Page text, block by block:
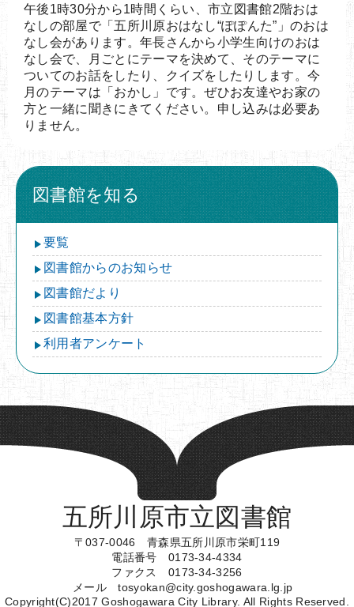
午後1時30分から1時間くらい、市立図書館2階おは
なしの部屋で「五所川原おはなし“ぽぽんた”」のおは
なし会があります。年長さんから小学生向けのおは
なし会で、月ごとにテーマを決めて、そのテーマに
ついてのお話をしたり、クイズをしたりします。今
月のテーマは「おかし」です。ぜひお友達やお家の
方と一緒に聞きにきてください。申し込みは必要あ
りません。
図書館を知る
要覧
図書館からのお知らせ
図書館だより
図書館基本方針
利用者アンケート
五所川原市立図書館
〒037-0046 青森県五所川原市栄町119
電話番号 0173-34-4334
ファクス 0173-34-3256
メール tosyokan@city.goshogawara.lg.jp
Copyright(C)2017 Goshogawara City Library. All Rights Reserved.